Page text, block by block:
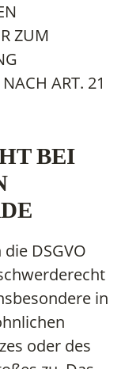
ZUM
ART. 21
BEI
DSGVO
in
oder des